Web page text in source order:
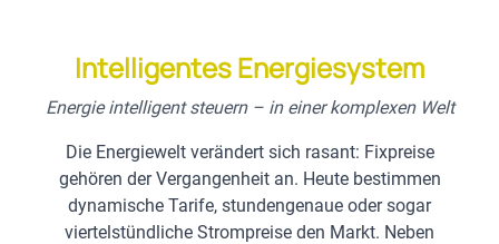
Intelligentes Energiesystem
Energie intelligent steuern – in einer komplexen Welt
Die Energiewelt verändert sich rasant: Fixpreise
gehören der Vergangenheit an. Heute bestimmen
dynamische Tarife, stundengenaue oder sogar
viertelstündliche Strompreise den Markt. Neben